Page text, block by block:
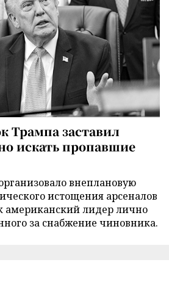
Трампа заставил
искать пропавшие
внеплановую
истощения арсеналов
американский лидер лично
за снабжение чиновника.